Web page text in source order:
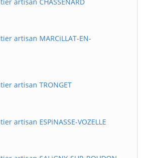
artisan MARCiLLAT-EN-
artisan TRONGET
artisan ESPiNASSE-VOZELLE